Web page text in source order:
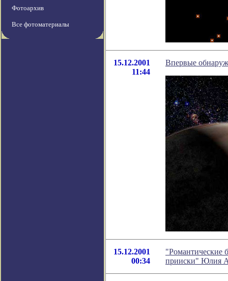
Фотоархив
Все фотоматериалы
15.12.2001
11:44
Впервые
15.12.2001
00:34
"Романтические
прииски" Юлия